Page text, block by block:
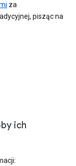
za
pisząc na
ich